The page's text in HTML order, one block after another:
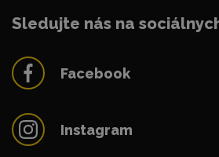
Sledujte nás na
Facebook
Instagram